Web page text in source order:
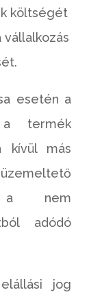
költségét
vállalkozás
esetén a
a termék
kívül más
a nem
adódó
jog